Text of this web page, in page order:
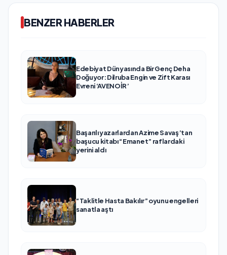
BENZER HABERLER
Edebiyat Dünyasında Bir Genç Deha
Doğuyor: Dilruba Engin ve Zift Karası
Evreni ‘AVENOİR’
Başarılı yazarlardan Azime Savaş’tan
başucu kitabı “Emanet” raflardaki
yerini aldı
“Taklitle Hasta Bakılır” oyunu engelleri
sanatla aştı